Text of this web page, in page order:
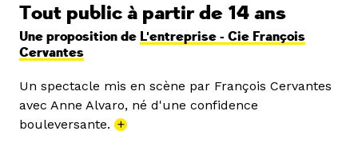
Tout public à partir de 14 ans
Une proposition de L'entreprise - Cie François
Cervantes
Un spectacle mis en scène par François Cervantes
avec Anne Alvaro, né d'une confidence
bouleversante. +